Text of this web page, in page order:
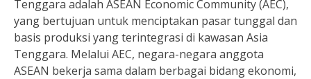
Tenggara adalah ASEAN Economic Community (AEC),
yang bertujuan untuk menciptakan pasar tunggal dan
basis produksi yang terintegrasi di kawasan Asia
Tenggara. Melalui AEC, negara-negara anggota
ASEAN bekerja sama dalam berbagai bidang ekonomi,